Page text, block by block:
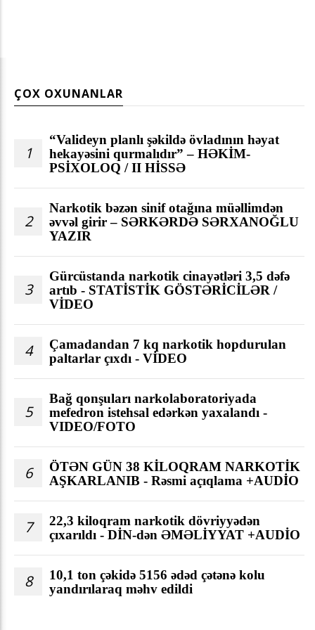
ÇOX OXUNANLAR
1
“Valideyn planlı şəkildə övladının həyat
hekayəsini qurmalıdır” – HƏKİM-
PSİXOLOQ / II HİSSƏ
2
Narkotik bəzən sinif otağına müəllimdən
əvvəl girir – SƏRKƏRDƏ SƏRXANOĞLU
YAZIR
3
Gürcüstanda narkotik cinayətləri 3,5 dəfə
artıb - STATİSTİK GÖSTƏRİCİLƏR /
VİDEO
4
Çamadandan 7 kq narkotik hopdurulan
paltarlar çıxdı - VİDEO
5
Bağ qonşuları narkolaboratoriyada
mefedron istehsal edərkən yaxalandı -
VIDEO/FOTO
6
ÖTƏN GÜN 38 KİLOQRAM NARKOTİK
AŞKARLANIB - Rəsmi açıqlama +AUDİO
7
22,3 kiloqram narkotik dövriyyədən
çıxarıldı - DİN-dən ƏMƏLİYYAT +AUDİO
8
10,1 ton çəkidə 5156 ədəd çətənə kolu
yandırılaraq məhv edildi